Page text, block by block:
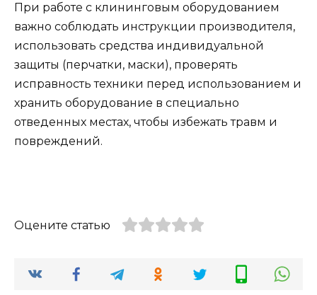
При работе с клининговым оборудованием
важно соблюдать инструкции производителя,
использовать средства индивидуальной
защиты (перчатки, маски), проверять
исправность техники перед использованием и
хранить оборудование в специально
отведенных местах, чтобы избежать травм и
повреждений.
Оцените статью